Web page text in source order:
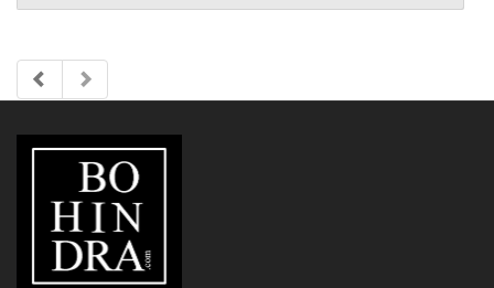
LIBRERÍA
BOHINDRA